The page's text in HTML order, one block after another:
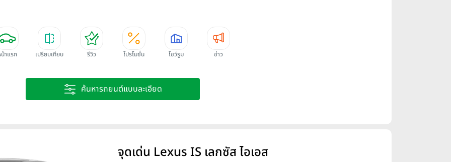
าแรก เปรียบเทียบ รีวิว โปรโมชั่น โชว์รูม ข่าว
ค้นหารถยนต์แบบละเอียด
จุดเด่น Lexus IS เลกซัส ไอเอส